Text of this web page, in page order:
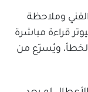
وملاحظة
قراءة مباشرة
ويُسرّع من